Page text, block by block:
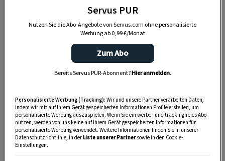
„Servus Garten“ auf WhatsApp
Nutzen Sie WhatsApp auf Ihrem Handy und lieben es, auf
unserem kostenlosen WhatsApp-Kanal finden Sie täglich
Tipps und Tricks für Garten, Terrasse, Balkon- und
Zimmerpflanzen.
HIER MEHR ERFAHREN
Servus PUR
Nutzen Sie die Abo-Angebote von Servus.com ohne personalisierte
Werbung ab 0,99 €/Monat
Zum Abo
Bereits Servus PUR-Abonnent?Hier anmelden.
Personalisierte Werbung (Tracking): Wir und unsere Partner verarbeiten Daten,
indem wir mit auf Ihrem Gerät gespeicherten Informationen Profile erstellen, um
personalisierte Werbung auszuspielen. Wenn Sie ein werbe– und trackingfreies Abo
nutzen, werden von uns keine auf Ihrem Gerät gespeicherten Informationen für
personalisierte Werbung verwendet. Weitere Informationen finden Sie in unserer
Datenschutzrichtlinie, in derListe unserer Partnersowie in den Cookie-
Einstellungen.